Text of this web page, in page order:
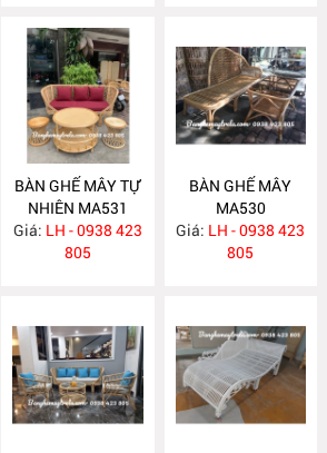
BÀN GHẾ MÂY TỰ
NHIÊN MA531
Giá: LH - 0938 423
805
BÀN GHẾ MÂY
MA530
Giá: LH - 0938 423
805